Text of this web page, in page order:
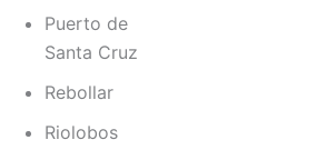
Puerto de
Santa Cruz
Rebollar
Riolobos